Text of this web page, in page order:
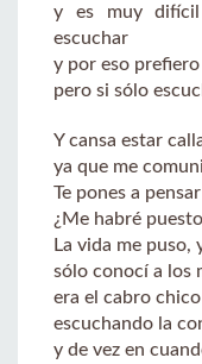
y es muy difícil
escuchar
y por eso
pero si sólo
Y cansa estar
ya que me
Te pones a
¿Me habré
La vida me puso,
sólo conocí a los
era el cabro
escuchando la
y de vez en